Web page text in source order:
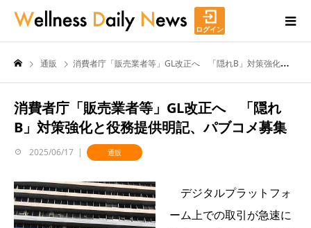
ログイン
通販 消費者庁「販売業者等」GL改正へ 「隠れB」対策強化と役務提供明記、パブコメ募集
消費者庁「販売業者等」GL改正へ 「隠れ
B」対策強化と役務提供明記、パブコメ募集
2025/06/17 通販
デジタルプラットフォ
ーム上での取引が急速に